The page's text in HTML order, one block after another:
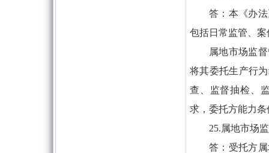
答：本《办
包括日常监管、
属地市场监
将其委托生产行
查、监督抽检、
求，委托方能力
25.属地市场
答：受托方